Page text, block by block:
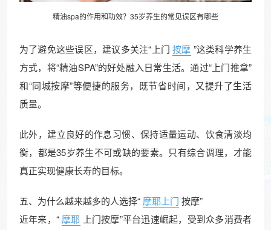
精油spa的作用和功效？35岁养生的常见误区有哪些
为了避免这些误区，建议多关注“上门 按摩 ”这类科学养生
方式，将“精油SPA”的好处融入日常生活。通过“上门推拿”
和“同城按摩”等便捷的服务，既节省时间，又提升了生活
质量。
此外，建立良好的作息习惯、保持适量运动、饮食清淡均
衡，都是35岁养生不可或缺的要素。只有综合调理，才能
真正实现健康长寿的目标。
五、为什么越来越多的人选择“ 摩耶上门 按摩”
近年来，“ 摩耶 上门按摩”平台迅速崛起，受到众多消费者